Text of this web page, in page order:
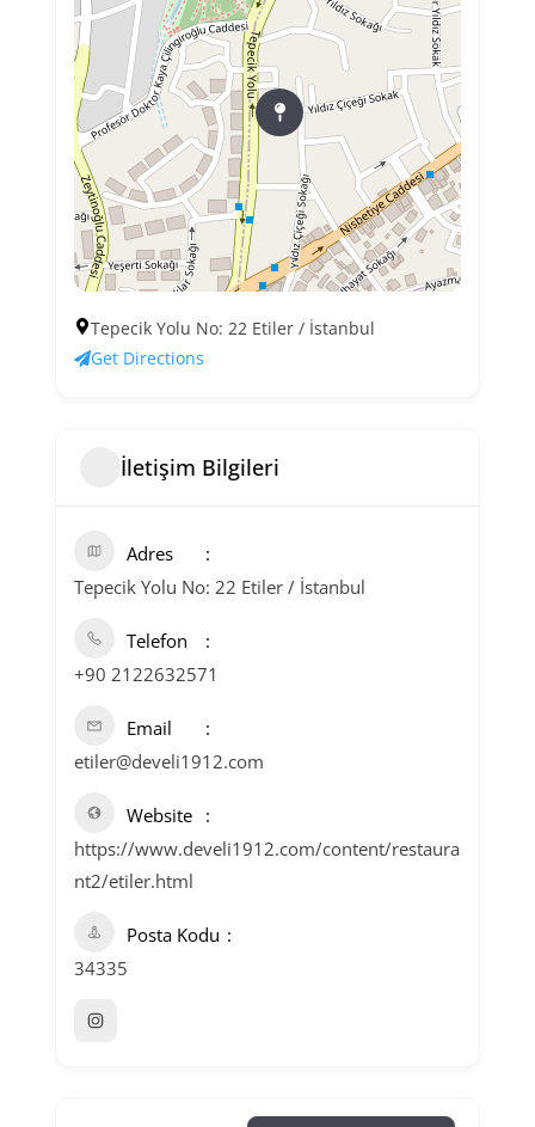
Tepecik Yolu No: 22 Etiler / İstanbul
Get Directions
İletişim Bilgileri
Adres
Tepecik Yolu No: 22 Etiler / İstanbul
Telefon
+90 2122632571
Email
etiler@develi1912.com
Website
https://www.develi1912.com/content/restaura
nt2/etiler.html
Posta Kodu
34335